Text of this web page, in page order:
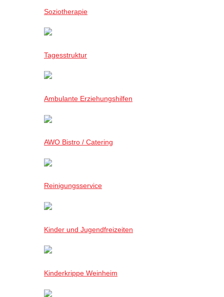
Soziotherapie
Tagesstruktur
Ambulante Erziehungshilfen
AWO Bistro / Catering
Reinigungsservice
Kinder und Jugendfreizeiten
Kinderkrippe Weinheim